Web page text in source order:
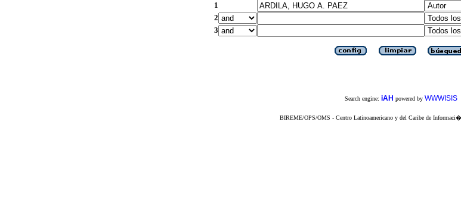
1
2
3
Search engine: iAH powered by WWWISIS
BIREME/OPS/OMS - Centro Latinoamericano y del Caribe de